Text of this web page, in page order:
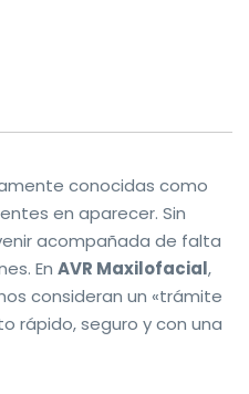
conocidas como
en aparecer. Sin
acompañada de falta
En AVR Maxilofacial,
consideran un «trámite
rápido, seguro y con una